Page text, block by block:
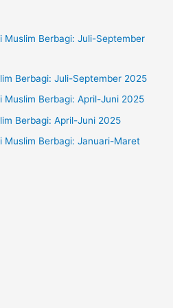
Muslim Berbagi: Juli-September
Berbagi: Juli-September 2025
Muslim Berbagi: April-Juni 2025
Berbagi: April-Juni 2025
Muslim Berbagi: Januari-Maret